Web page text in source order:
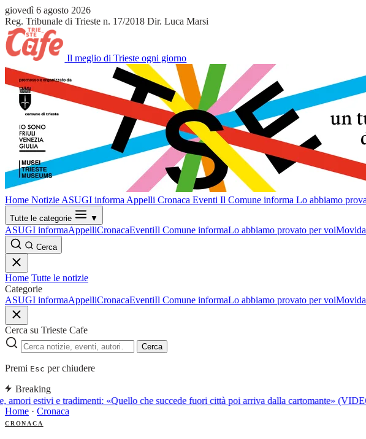
giovedì 6 agosto 2026
Reg. Tribunale di Trieste n. 17/2018 Dir. Luca Marsi
Il meglio di Trieste ogni giorno
Home Notizie ASUGI informa Appelli Cronaca Eventi Il Comune informa Lo abbiamo
Tutte le categorie ▼
ASUGI informaAppelliCronacaEventiIl Comune informaLo abbiamo provato per voiMovida
Cerca
Home Tutte le notizie
Categorie
ASUGI informaAppelliCronacaEventiIl Comune informaLo abbiamo provato per voiMovida
Cerca su Trieste Cafe
Cerca
Premi Esc per chiudere
Breaking
amori estivi e tradimenti: «Quello che succede fuori città poi arriva dalla cartomante»
Home · Cronaca
CRONACA